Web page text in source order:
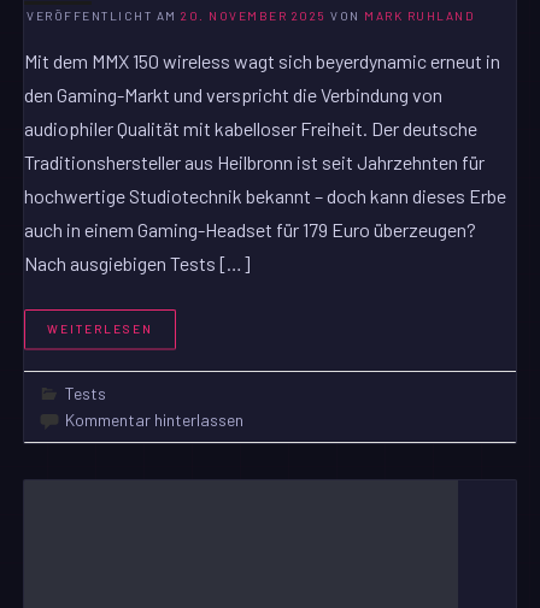
VERÖFFENTLICHT AM20. NOVEMBER 2025 VON MARK RUHLAND
Mit dem MMX 150 wireless wagt sich beyerdynamic erneut in
den Gaming-Markt und verspricht die Verbindung von
audiophiler Qualität mit kabelloser Freiheit. Der deutsche
Traditionshersteller aus Heilbronn ist seit Jahrzehnten für
hochwertige Studiotechnik bekannt – doch kann dieses Erbe
auch in einem Gaming-Headset für 179 Euro überzeugen?
Nach ausgiebigen Tests […]
WEITERLESEN
Tests
Kommentar hinterlassen